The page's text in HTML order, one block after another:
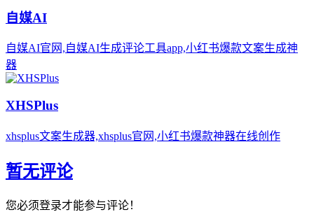
自媒AI
自媒AI官网,自媒AI生成评论工具app,小红书爆款文案生成神
器
XHSPlus
xhsplus文案生成器,xhsplus官网,小红书爆款神器在线创作
暂无评论
您必须登录才能参与评论！